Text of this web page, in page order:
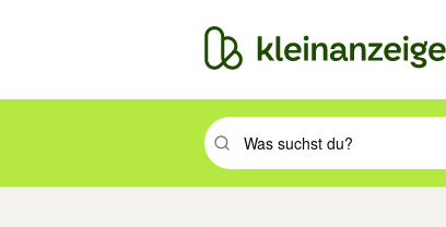
Suchbegriff eingeben.